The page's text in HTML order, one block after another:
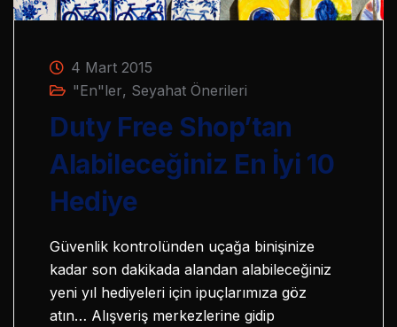
4 Mart 2015
"En"ler, Seyahat Önerileri
Duty Free Shop’tan
Alabileceğiniz En İyi 10
Hediye
Güvenlik kontrolünden uçağa binişinize
kadar son dakikada alandan alabileceğiniz
yeni yıl hediyeleri için ipuçlarımıza göz
atın… Alışveriş merkezlerine gidip